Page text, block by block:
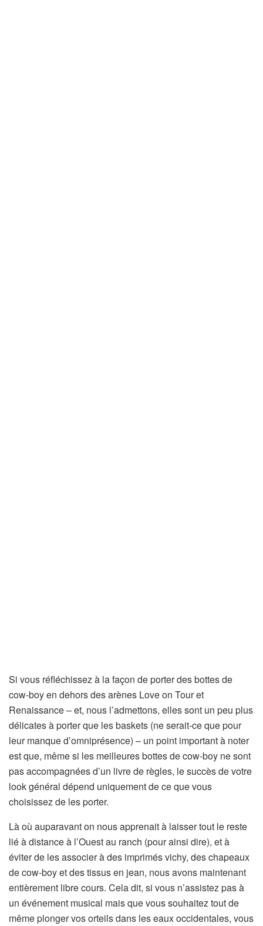
Si vous réfléchissez à la façon de porter des bottes de
cow-boy en dehors des arènes Love on Tour et
Renaissance – et, nous l’admettons, elles sont un peu plus
délicates à porter que les baskets (ne serait-ce que pour
leur manque d’omniprésence) – un point important à noter
est que, même si les meilleures bottes de cow-boy ne sont
pas accompagnées d’un livre de règles, le succès de votre
look général dépend uniquement de ce que vous
choisissez de les porter.
Là où auparavant on nous apprenait à laisser tout le reste
lié à distance à l’Ouest au ranch (pour ainsi dire), et à
éviter de les associer à des imprimés vichy, des chapeaux
de cow-boy et des tissus en jean, nous avons maintenant
entièrement libre cours. Cela dit, si vous n’assistez pas à
un événement musical mais que vous souhaitez tout de
même plonger vos orteils dans les eaux occidentales, vous